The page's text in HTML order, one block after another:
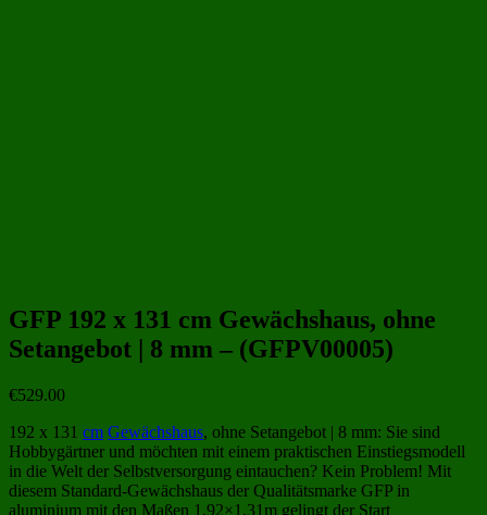
GFP 192 x 131 cm Gewächshaus, ohne
Setangebot | 8 mm – (GFPV00005)
€529.00
192 x 131 cm Gewächshaus, ohne Setangebot | 8 mm: Sie sind
Hobbygärtner und möchten mit einem praktischen Einstiegsmodell
in die Welt der Selbstversorgung eintauchen? Kein Problem! Mit
diesem Standard-Gewächshaus der Qualitätsmarke GFP in
aluminium mit den Maßen 1,92×1,31m gelingt der Start